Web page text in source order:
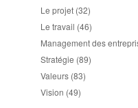
Le projet (32)
Le travail (46)
Management des
Stratégie (89)
Valeurs (83)
Vision (49)